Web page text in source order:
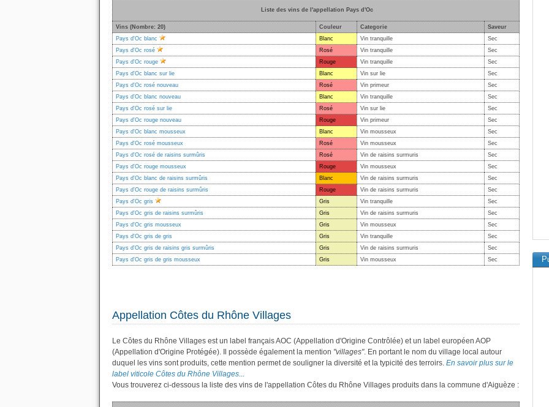
Liste des vins de l'appellation Pays d'Oc
Vins (Nombre: 20) Couleur Categorie
Saveur
Pays d'Oc blanc
Blanc Vin tranquille
Sec
Pays d'Oc rosé
Rosé Vin tranquille
Sec
Pays d'Oc rouge
Rouge Vin tranquille
Sec
Pays d'Oc blanc sur lie
Blanc Vin sur lie
Sec
Pays d'Oc rosé nouveau
Rosé Vin primeur
Sec
Pays d'Oc blanc nouveau
Blanc Vin tranquille
Sec
Pays d'Oc rosé sur lie
Rosé Vin sur lie
Sec
Pays d'Oc rouge nouveau
Rouge Vin primeur
Sec
Pays d'Oc blanc mousseux
Blanc Vin mousseux
Sec
Pays d'Oc rosé mousseux
Rosé Vin mousseux
Sec
Pays d'Oc rosé de raisins surmûris
Rosé Vin de raisins surmuris
Sec
Pays d'Oc rouge mousseux
Rouge Vin mousseux
Sec
Pays d'Oc blanc de raisins surmûris
Blanc Vin de raisins surmuris
Sec
Pays d'Oc rouge de raisins surmûris
Rouge Vin de raisins surmuris
Sec
Pays d'Oc gris
Gris Vin tranquille
Sec
Pays d'Oc gris de raisins surmûris
Gris Vin de raisins surmuris
Sec
Pays d'Oc gris mousseux
Gris Vin mousseux
Sec
Pays d'Oc gris de gris
Gris Vin tranquille
Sec
Pays d'Oc gris de raisins gris surmûris
Gris Vin de raisins surmuris
Sec
Pays d'Oc gris de gris mousseux
Gris Vin mousseux Sec
Appellation Côtes du Rhône Villages
Le Côtes du Rhône Villages est un label français AOC (Appellation d'Origine Contrôlée) et un label européen AOP
(Appellation d'Origine Protégée). Il possède également la mention "villages". En portant le nom du village local autour
duquel les vins sont produits, cette mention permet de souligner la diversité et la typicité des terroirs. En savoir plus sur le
label viticole Côtes du Rhône Villages...
Vous trouverez ci-dessous la liste des vins de l'appellation Côtes du Rhône Villages produits dans la commune d'Aiguèze :